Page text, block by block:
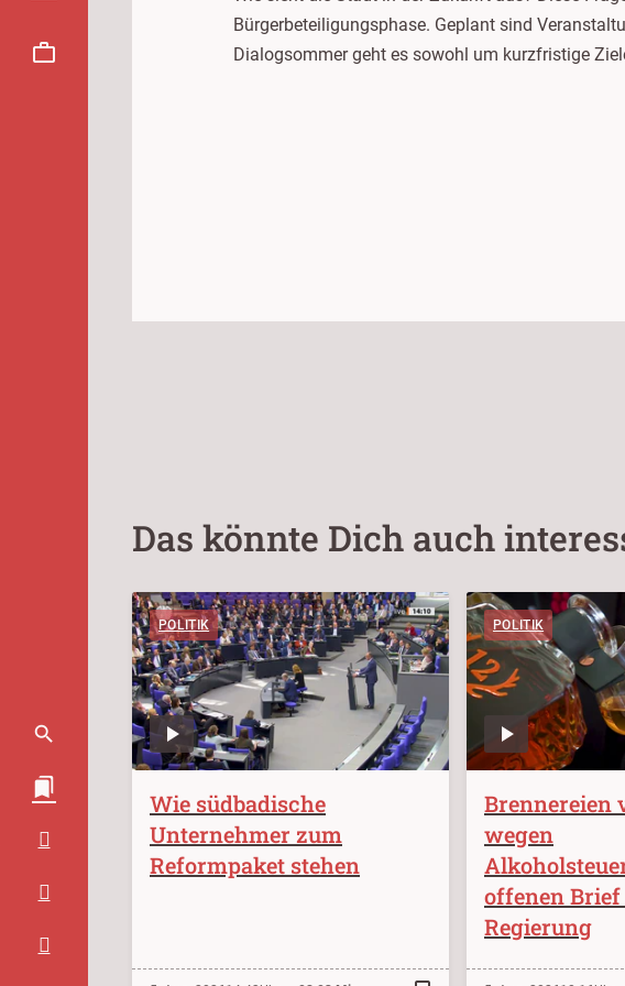
Bürgerbeteiligungsphase. Geplant sind
Dialogsommer geht es sowohl um kurzfristige
Das könnte Dich auch
POLITIK
Wie südbadische
Unternehmer zum
Reformpaket stehen
POLITIK
Brennereien
wegen
offenen Brief
Regierung